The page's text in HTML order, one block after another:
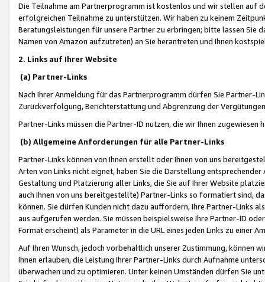
Die Teilnahme am Partnerprogramm ist kostenlos und wir stellen auf
erfolgreichen Teilnahme zu unterstützen. Wir haben zu keinem
Beratungsleistungen für unsere Partner zu erbringen; bitte lassen Sie
Namen von Amazon aufzutreten) an Sie herantreten und Ihnen
2. Links auf Ihrer Website
(a) Partner-Links
Nach Ihrer Anmeldung für das Partnerprogramm dürfen Sie Partner-
Zurückverfolgung, Berichterstattung und Abgrenzung der
Partner-Links müssen die Partner-ID nutzen, die wir Ihnen zugewiesen
(b) Allgemeine Anforderungen für alle Partner-Links
Partner-Links können von Ihnen erstellt oder Ihnen von uns
Arten von Links nicht eignet, haben Sie die Darstellung
Gestaltung und Platzierung aller Links, die Sie auf Ihrer Website
auch Ihnen von uns bereitgestellte) Partner-Links so formatiert sind,
können. Sie dürfen Kunden nicht dazu auffordern, Ihre Partner-Links
aus aufgerufen werden. Sie müssen beispielsweise Ihre Partner-ID
Format erscheint) als Parameter in die URL eines jeden Links zu einer
Auf Ihren Wunsch, jedoch vorbehaltlich unserer Zustimmung, können
Ihnen erlauben, die Leistung Ihrer Partner-Links durch Aufnahme
überwachen und zu optimieren. Unter keinen Umständen dürfen Sie